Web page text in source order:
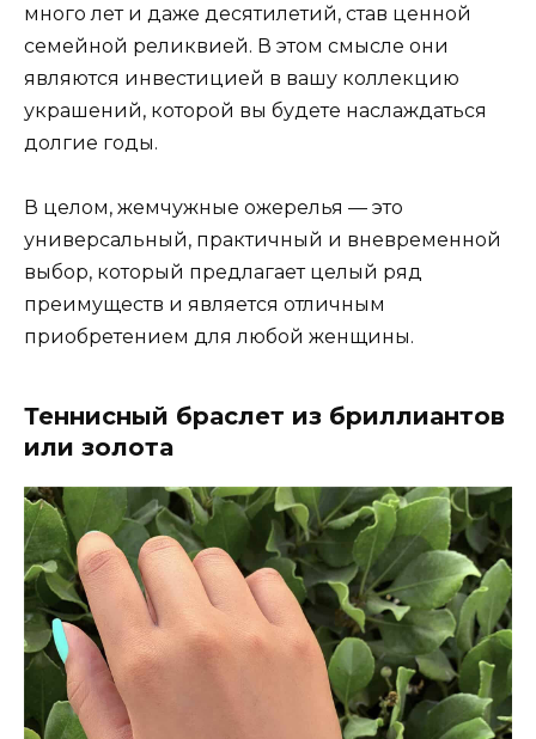
много лет и даже десятилетий, став ценной
семейной реликвией. В этом смысле они
являются инвестицией в вашу коллекцию
украшений, которой вы будете наслаждаться
долгие годы.
В целом, жемчужные ожерелья — это
универсальный, практичный и вневременной
выбор, который предлагает целый ряд
преимуществ и является отличным
приобретением для любой женщины.
Теннисный браслет из бриллиантов
или золота